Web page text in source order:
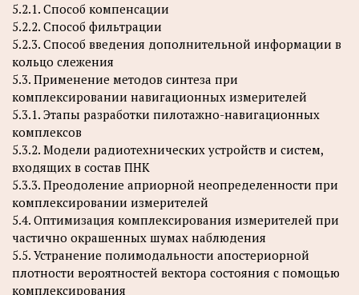
5.2.1. Способ компенсации
5.2.2. Способ фильтрации
5.2.3. Способ введения дополнительной информации в
кольцо слежения
5.3. Применение методов синтеза при
комплексировании навигационных измерителей
5.3.1. Этапы разработки пилотажно-навигационных
комплексов
5.3.2. Модели радиотехнических устройств и систем,
входящих в состав ПНК
5.3.3. Преодоление априорной неопределенности при
комплексировании измерителей
5.4. Оптимизация комплексирования измерителей при
частично окрашенных шумах наблюдения
5.5. Устранение полимодальности апостериорной
плотности вероятностей вектора состояния с помощью
комплексирования